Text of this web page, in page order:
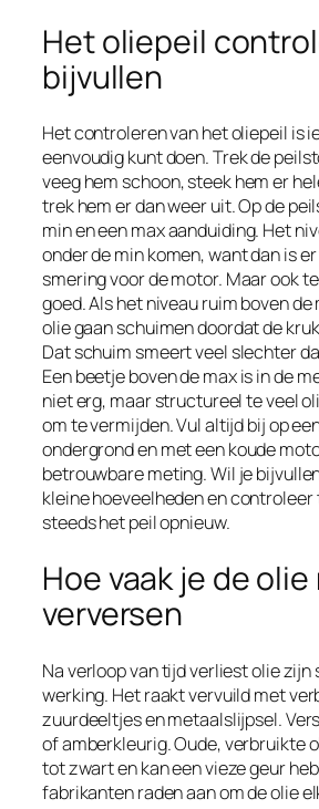
Het oliepeil
bijvullen
Het controleren van het oliepeil is
eenvoudig kunt doen. Trek de
veeg hem schoon, steek hem er
trek hem er dan weer uit. Op de
min en een max aanduiding. Het
onder de min komen, want dan is
smering voor de motor. Maar ook
goed. Als het niveau ruim boven
olie gaan schuimen doordat de
Dat schuim smeert veel slechter
Een beetje boven de max is in de
niet erg, maar structureel te veel
om te vermijden. Vul altijd bij op
ondergrond en met een koude
betrouwbare meting. Wil je
kleine hoeveelheden en
steeds het peil opnieuw.
Hoe vaak je de
verversen
Na verloop van tijd verliest olie zijn
werking. Het raakt vervuild met
zuurdeeltjes en metaalslijpsel.
of amberkleurig. Oude, verbruikte
tot zwart en kan een vieze geur
fabrikanten raden aan om de olie